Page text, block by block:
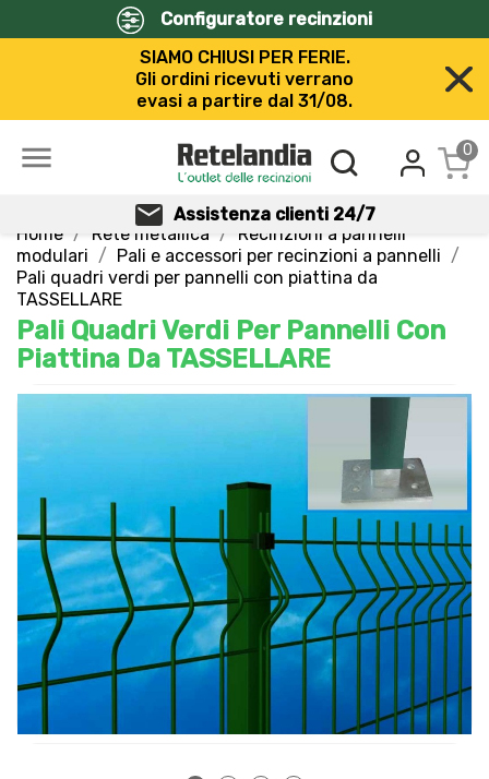
Configuratore recinzioni
SIAMO CHIUSI PER FERIE.
Gli ordini ricevuti verrano
evasi a partire dal 31/08.
 0
Assistenza clienti 24/7
Home
Rete metallica
Recinzioni a pannelli
modulari
Pali e accessori per recinzioni a pannelli
Pali quadri verdi per pannelli con piattina da
TASSELLARE
Pali Quadri Verdi Per Pannelli Con
Piattina Da TASSELLARE